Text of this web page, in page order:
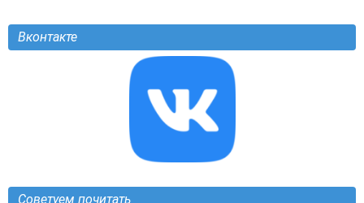
Вконтакте
Советуем почитать